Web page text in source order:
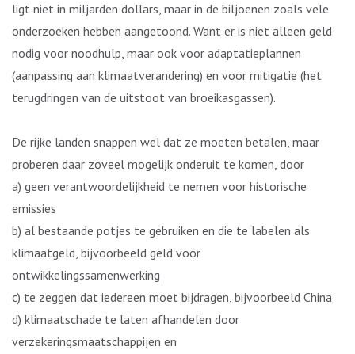
ligt niet in miljarden dollars, maar in de biljoenen zoals vele
onderzoeken hebben aangetoond. Want er is niet alleen geld
nodig voor noodhulp, maar ook voor adaptatieplannen
(aanpassing aan klimaatverandering) en voor mitigatie (het
terugdringen van de uitstoot van broeikasgassen).
De rijke landen snappen wel dat ze moeten betalen, maar
proberen daar zoveel mogelijk onderuit te komen, door
a) geen verantwoordelijkheid te nemen voor historische
emissies
b) al bestaande potjes te gebruiken en die te labelen als
klimaatgeld, bijvoorbeeld geld voor
ontwikkelingssamenwerking
c) te zeggen dat iedereen moet bijdragen, bijvoorbeeld China
d) klimaatschade te laten afhandelen door
verzekeringsmaatschappijen en